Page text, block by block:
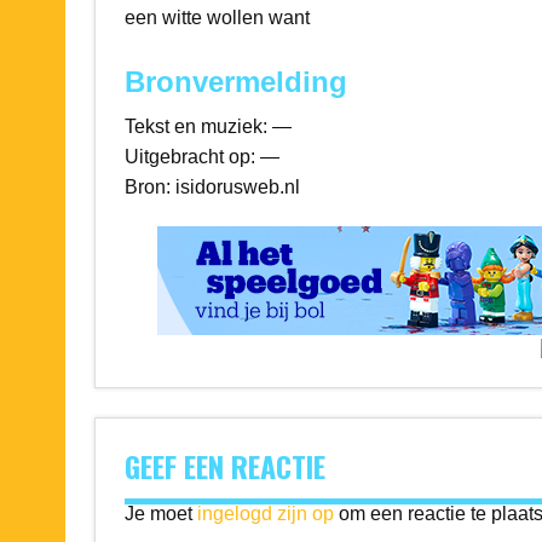
een witte wollen want
Bronvermelding
Tekst en muziek: —
Uitgebracht op: —
Bron: isidorusweb.nl
GEEF EEN REACTIE
Je moet ingelogd zijn opom een reactie te